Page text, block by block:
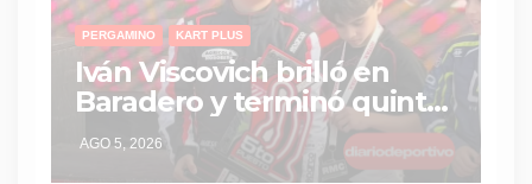
PERGAMINO KART PLUS
Iván Viscovich brilló en
Baradero y terminó quinto
en una final vibrante del
ROTAX
AGO 5, 2026